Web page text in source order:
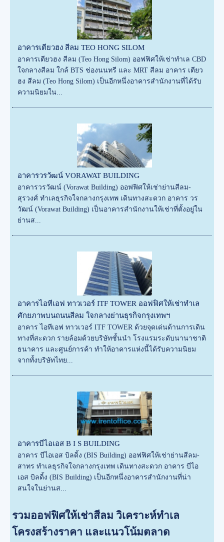
อาคารเตียวฮง สีลม TEO HONG SILOM
อาคารเตียวฮง สีลม (Teo Hong Silom) ออฟฟิศให้เช่าทำเล CBD
ใจกลางสีลม ใกล้ BTS ช่องนนทรี และ MRT สีลม อาคาร เตียว
ฮง สีลม (Teo Hong Silom) เป็นอีกหนึ่งอาคารสำนักงานที่ได้รับ
ความนิยมใน...
อาคารวรวัฒน์ VORAWAT BUILDING
อาคารวรวัฒน์ (Vorawat Building) ออฟฟิศให้เช่าย่านสีลม-
สุรวงศ์ ทำเลธุรกิจใจกลางกรุงเทพ เดินทางสะดวก อาคาร วร
วัฒน์ (Vorawat Building) เป็นอาคารสำนักงานให้เช่าที่ตั้งอยู่ใน
ย่านส...
อาคารไอทีเอฟ ทาวเวอร์ ITF TOWER ออฟฟิศให้เช่าทำเล
ศักยภาพบนถนนสีลม ใจกลางย่านธุรกิจกรุงเทพฯ
อาคาร ไอทีเอฟ ทาวเวอร์ ITF TOWER ด้วยจุดเด่นด้านการเดิน
ทางที่สะดวก รายล้อมด้วยบริษัทชั้นนำ โรงแรมระดับนานาชาติ
ธนาคาร และศูนย์การค้า ทำให้อาคารแห่งนี้ได้รับความนิยม
จากทั้งบริษัทไทย...
อาคารบีไอเอส B I S BUILDING
อาคาร บีไอเอส บิลดิ้ง (BIS Building) ออฟฟิศให้เช่าย่านสีลม-
สาทร ทำเลธุรกิจใจกลางกรุงเทพ เดินทางสะดวก อาคาร บีไอ
เอส บิลดิ้ง (BIS Building) เป็นอีกหนึ่งอาคารสำนักงานที่น่า
สนใจในย่านส...
รวมออฟฟิศให้เช่าสีลม วิเคราะห์ทำเล
โครงสร้างราคา และแนวโน้มตลาด